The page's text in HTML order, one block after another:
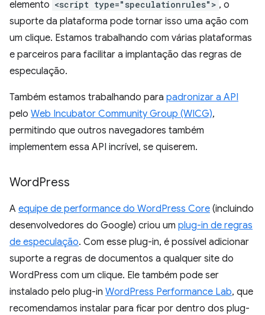
elemento <script type="speculationrules"> , o
suporte da plataforma pode tornar isso uma ação com
um clique. Estamos trabalhando com várias plataformas
e parceiros para facilitar a implantação das regras de
especulação.
Também estamos trabalhando para padronizar a API
pelo Web Incubator Community Group (WICG),
permitindo que outros navegadores também
implementem essa API incrível, se quiserem.
WordPress
A equipe de performance do WordPress Core (incluindo
desenvolvedores do Google) criou um plug-in de regras
de especulação. Com esse plug-in, é possível adicionar
suporte a regras de documentos a qualquer site do
WordPress com um clique. Ele também pode ser
instalado pelo plug-in WordPress Performance Lab, que
recomendamos instalar para ficar por dentro dos plug-